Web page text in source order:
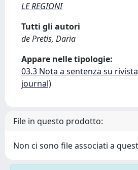
LE REGIONI
Tutti gli autori
de Pretis, Daria
Appare nelle tipologie:
03.3 Nota a sentenza su
journal)
File in questo prodotto:
Non ci sono file associati a